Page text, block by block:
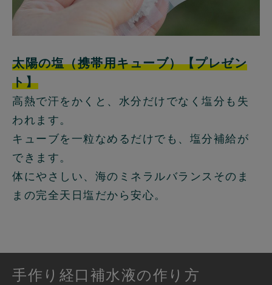
太陽の塩（携帯用キューブ）【プレゼン
ト】
高熱で汗をかくと、水分だけでなく塩分も失
われます。
キューブを一粒なめるだけでも、塩分補給が
できます。
体にやさしい、海のミネラルバランスそのま
まの完全天日塩だから安心。
手作り経口補水液の作り方